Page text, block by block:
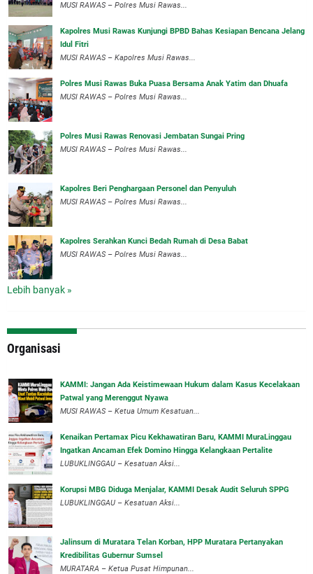
MUSI RAWAS – Polres Musi Rawas...
Kapolres Musi Rawas Kunjungi BPBD Bahas Kesiapan Bencana Jelang
Idul Fitri
MUSI RAWAS – Kapolres Musi Rawas...
Polres Musi Rawas Buka Puasa Bersama Anak Yatim dan Dhuafa
MUSI RAWAS – Polres Musi Rawas...
Polres Musi Rawas Renovasi Jembatan Sungai Pring
MUSI RAWAS – Polres Musi Rawas...
Kapolres Beri Penghargaan Personel dan Penyuluh
MUSI RAWAS – Polres Musi Rawas...
Kapolres Serahkan Kunci Bedah Rumah di Desa Babat
MUSI RAWAS – Polres Musi Rawas...
Lebih banyak »
Organisasi
‎KAMMI: Jangan Ada Keistimewaan Hukum dalam Kasus Kecelakaan
Patwal yang Merenggut Nyawa
‎MUSI RAWAS – Ketua Umum Kesatuan...
‎Kenaikan Pertamax Picu Kekhawatiran Baru, KAMMI MuraLinggau
Ingatkan Ancaman Efek Domino Hingga Kelangkaan Pertalite
‎LUBUKLINGGAU – Kesatuan Aksi...
Korupsi MBG Diduga Menjalar, KAMMI Desak Audit Seluruh SPPG
‎LUBUKLINGGAU – Kesatuan Aksi...
‎Jalinsum di Muratara Telan Korban, HPP Muratara Pertanyakan
Kredibilitas Gubernur Sumsel
MURATARA – Ketua Pusat Himpunan...